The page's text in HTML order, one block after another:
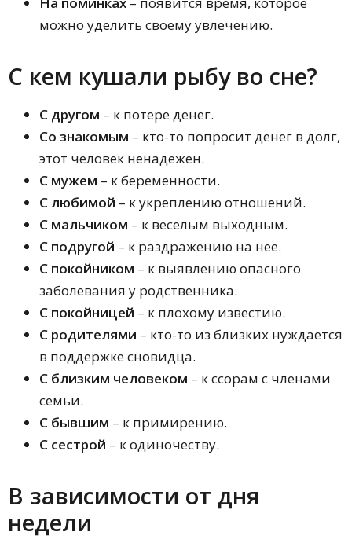
можно уделить своему увлечению.
С кем кушали рыбу во сне?
С другом – к потере денег.
Со знакомым – кто-то попросит денег в долг,
этот человек ненадежен.
С мужем – к беременности.
С любимой – к укреплению отношений.
С мальчиком – к веселым выходным.
С подругой – к раздражению на нее.
С покойником – к выявлению опасного
заболевания у родственника.
С покойницей – к плохому известию.
С родителями – кто-то из близких нуждается
в поддержке сновидца.
С близким человеком – к ссорам с членами
семьи.
С бывшим – к примирению.
С сестрой – к одиночеству.
В зависимости от дня
недели